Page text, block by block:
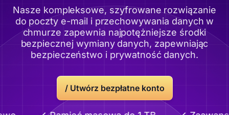
Nasze kompleksowe, szyfrowane rozwiązanie
do poczty e-mail i przechowywania danych w
chmurze zapewnia najpotężniejsze środki
bezpiecznej wymiany danych, zapewniając
bezpieczeństwo i prywatność danych.
/ Utwórz bezpłatne konto